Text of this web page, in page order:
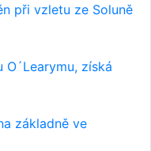
při vzletu ze Soluně
získá
základně ve